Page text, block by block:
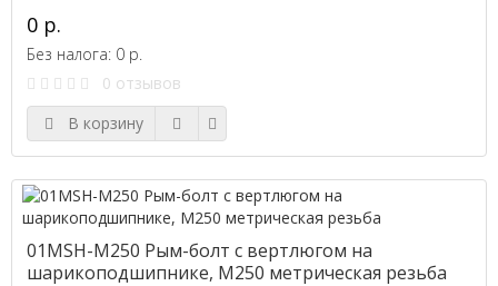
0 р.
Без налога: 0 р.
0 отзывов
В корзину
01MSH-M250 Рым-болт с вертлюгом на
шарикоподшипнике, M250 метрическая резьба